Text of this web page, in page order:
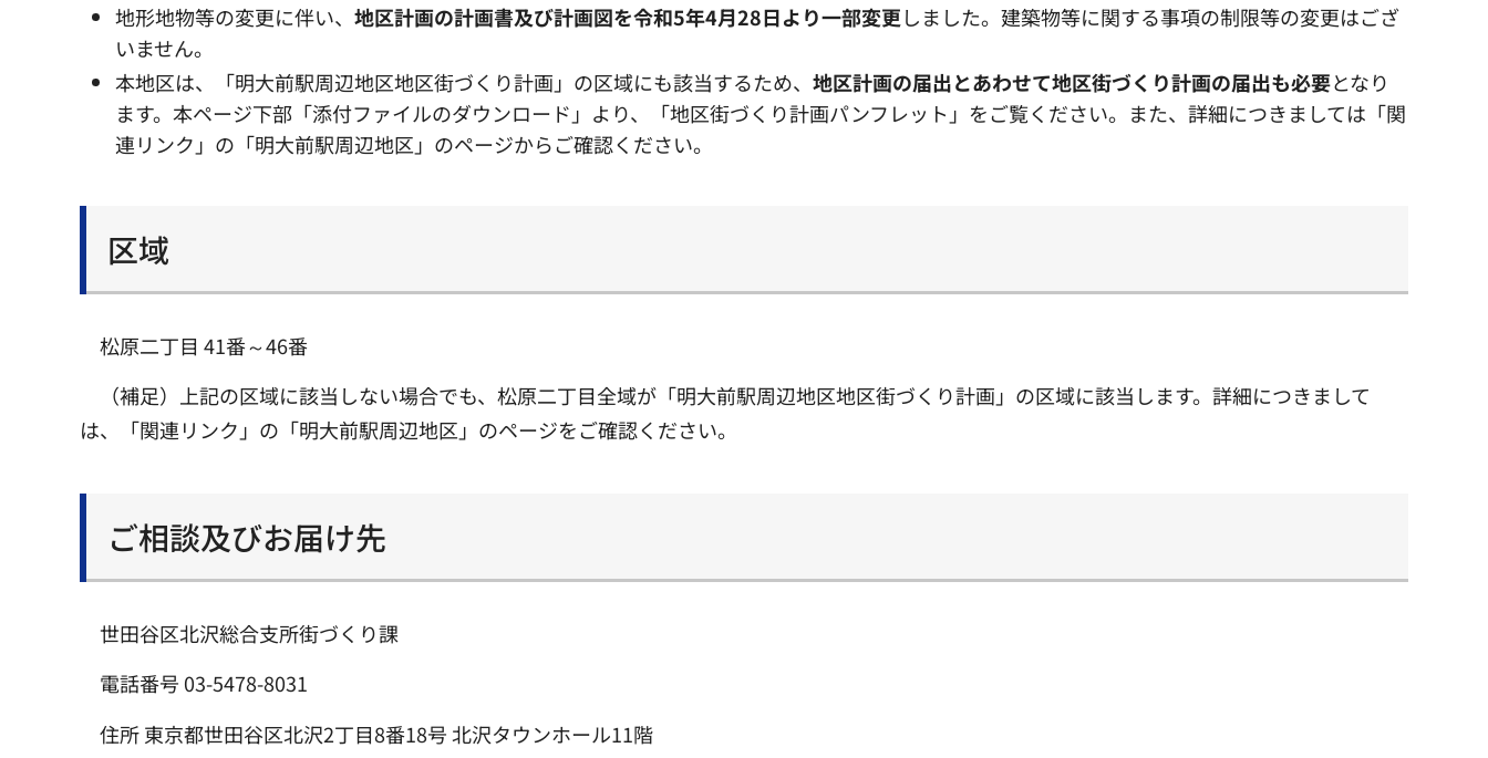
地形地物等の変更に伴い、地区計画の計画書及び計画図を令和5年4月28日より一部変更しました。建築物等に関する事項の制限等の変更はござ
いません。
本地区は、「明大前駅周辺地区地区街づくり計画」の区域にも該当するため、地区計画の届出とあわせて地区街づくり計画の届出も必要となり
ます。本ページ下部「添付ファイルのダウンロード」より、「地区街づくり計画パンフレット」をご覧ください。また、詳細につきましては「関
連リンク」の「明大前駅周辺地区」のページからご確認ください。
区域
松原二丁目 41番～46番
（補足）上記の区域に該当しない場合でも、松原二丁目全域が「明大前駅周辺地区地区街づくり計画」の区域に該当します。詳細につきまして
は、「関連リンク」の「明大前駅周辺地区」のページをご確認ください。
ご相談及びお届け先
世田谷区北沢総合支所街づくり課
電話番号 03-5478-8031
住所 東京都世田谷区北沢2丁目8番18号 北沢タウンホール11階